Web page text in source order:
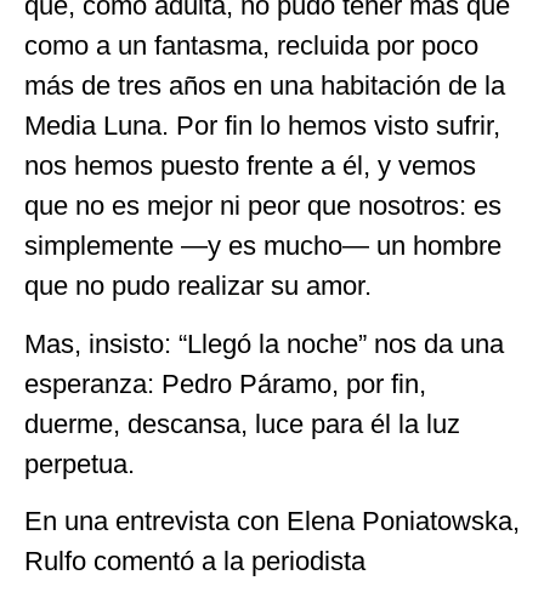
como a un fantasma, recluida por poco
más de tres años en una habitación de la
Media Luna. Por fin lo hemos visto sufrir,
nos hemos puesto frente a él, y vemos
que no es mejor ni peor que nosotros: es
simplemente —y es mucho— un hombre
que no pudo realizar su amor.
Mas, insisto: “Llegó la noche” nos da una
esperanza: Pedro Páramo, por fin,
duerme, descansa, luce para él la luz
perpetua.
En una entrevista con Elena Poniatowska,
Rulfo comentó a la periodista